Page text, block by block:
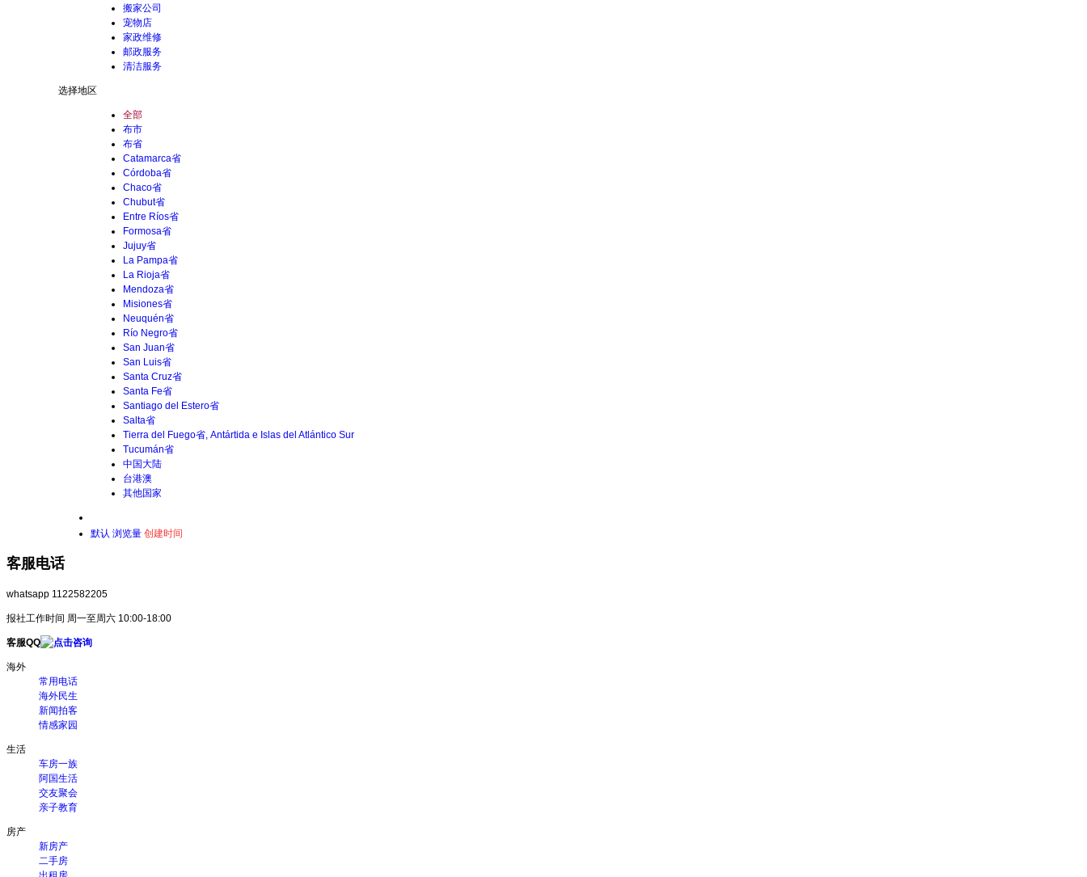
搬家公司
宠物店
家政维修
邮政服务
清洁服务
选择地区
全部
布市
布省
Catamarca省
Córdoba省
Chaco省
Chubut省
Entre Ríos省
Formosa省
Jujuy省
La Pampa省
La Rioja省
Mendoza省
Misiones省
Neuquén省
Río Negro省
San Juan省
San Luis省
Santa Cruz省
Santa Fe省
Santiago del Estero省
Salta省
Tierra del Fuego省, Antártida e Islas del Atlántico Sur
Tucumán省
中国大陆
台港澳
其他国家
默认 浏览量 创建时间
客服电话
whatsapp 1122582205
报社工作时间 周一至周六 10:00-18:00
客服QQ
海外
常用电话
海外民生
新闻拍客
情感家园
生活
车房一族
阿国生活
交友聚会
亲子教育
房产
新房产
二手房